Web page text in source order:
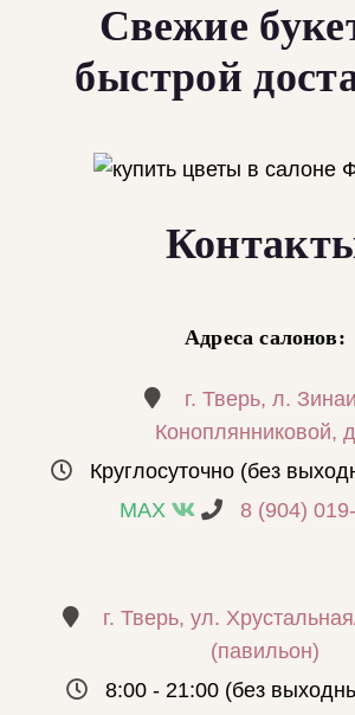
Свежие
быстрой
Адреса салонов:
г. Тверь, л.
Коноплянниковой,
Круглосуточно (без
MAX
8 (904)
г. Тверь, ул.
(павильон)
8:00 - 21:00 (без